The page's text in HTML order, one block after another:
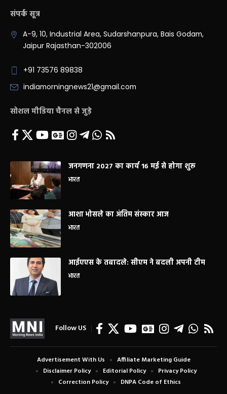
संपर्क सूत्र
A-9, 10, Industrial Area, Sudarshanpura, Bais Godam,
Jaipur Rajasthan-302006
+91 73576 89838
indiamorningnews21@gmail.com
सोशल मीडिया चैनल से जुड़े
जनगणना 2027 का कार्य 16 मई से होगा शुरू
भारत
आशा भोसले का अंतिम संस्कार आज
भारत
आईएएस के तबादले: सीएम ने बदली अपनी टीम
भारत
Follow US
Advertisement With Us
Affiliate Marketing Guide
Disclaimer Policy
Editorial Policy
Privacy Policy
Correction Policy
DNPA Code of Ethics